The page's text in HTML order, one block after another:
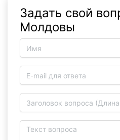
Задать свой
Молдовы